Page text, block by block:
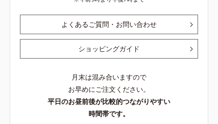
よくあるご質問・お問い合わせ
ショッピングガイド
月末は混み合いますので
お早めにご注文ください。
平日のお昼前後が比較的つながりやすい
時間帯です。